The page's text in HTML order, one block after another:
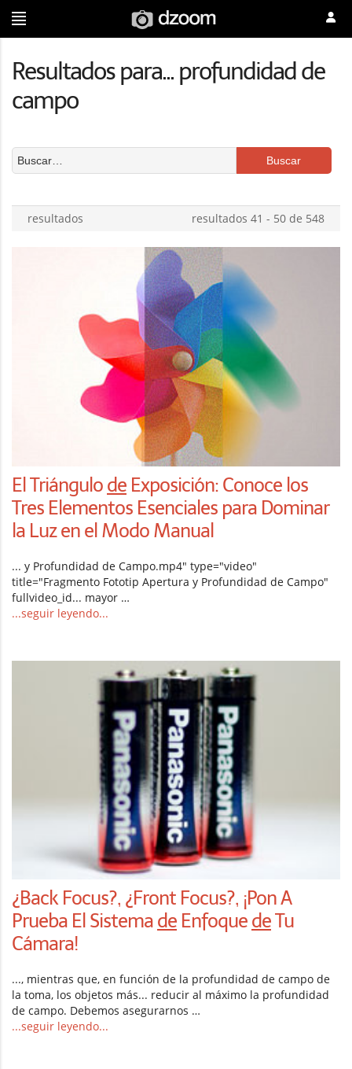
Resultados para... profundidad de
campo
resultados 41 - 50 de 548
resultados
El Triángulo de Exposición: Conoce los
Tres Elementos Esenciales para Dominar
la Luz en el Modo Manual
... y Profundidad de Campo.mp4" type="video"
title="Fragmento Fototip Apertura y Profundidad de Campo"
fullvideo_id... mayor …
...seguir leyendo...
¿Back Focus?, ¿Front Focus?, ¡Pon A
Prueba El Sistema de Enfoque deTu
Cámara!
..., mientras que, en función de la profundidad de campo de
la toma, los objetos más... reducir al máximo la profundidad
de campo. Debemos asegurarnos …
...seguir leyendo...